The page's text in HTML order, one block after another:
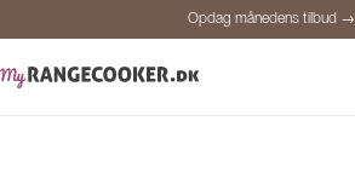
Opdag månedens tilbud →